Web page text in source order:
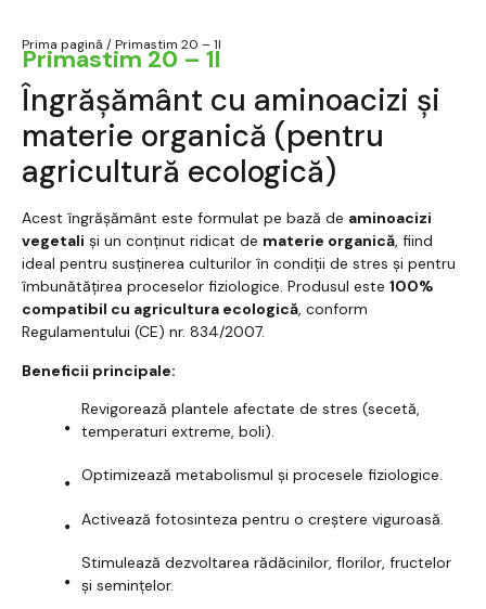
Prima pagină / Primastim 20 – 1l
Primastim 20 – 1l
Îngrășământ cu aminoacizi și
materie organică (pentru
agricultură ecologică)
Acest îngrășământ este formulat pe bază de aminoacizi
vegetali și un conținut ridicat de materie organică, fiind
ideal pentru susținerea culturilor în condiții de stres și pentru
îmbunătățirea proceselor fiziologice. Produsul este 100%
compatibil cu agricultura ecologică, conform
Regulamentului (CE) nr. 834/2007.
Beneficii principale:
Revigorează plantele afectate de stres (secetă,
temperaturi extreme, boli).
Optimizează metabolismul și procesele fiziologice.
Activează fotosinteza pentru o creștere viguroasă.
Stimulează dezvoltarea rădăcinilor, florilor, fructelor
și semințelor.